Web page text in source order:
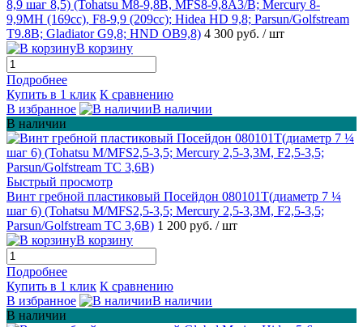
8,9 шаг 8,5) (Tohatsu M8-9,8B, MFS8-9,8A3/B; Mercury 8-
9,9MH (169cc), F8-9,9 (209cc); Hidea HD 9,8; Parsun/Golfstream
T9.8B; Gladiator G9,8; HND OB9,8) 4 300 руб. / шт
В корзину
Подробнее
Купить в 1 клик К сравнению
В избранное
В наличии
В наличии
Быстрый просмотр
Винт гребной пластиковый Посейдон 080101Т(диаметр 7 ¼
шаг 6) (Tohatsu M/MFS2,5-3,5; Mercury 2,5-3,3M, F2,5-3,5;
Parsun/Golfstream TC 3,6B) 1 200 руб. / шт
В корзину
Подробнее
Купить в 1 клик К сравнению
В избранное
В наличии
В наличии